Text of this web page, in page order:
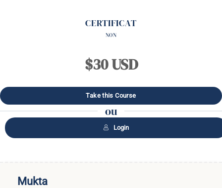
CERTIFICAT
NON
$30 USD
ou
Login
Mukta